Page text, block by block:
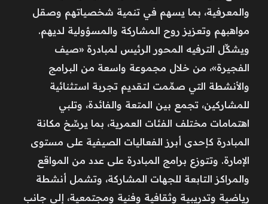
والمعرفية، بما يسهم في تنمية شخصياتهم وصقل
مواهبهم وتعزيز روح المشاركة والمسؤولية لديهم.
ويشكِّل الترفيه المحور الرئيس لمبادرة «صيف
الفجيرة»، من خلال مجموعة واسعة من البرامج
والأنشطة التي صمِّمت لتقديم تجربة استثنائية
للمشاركين، تجمع بين المتعة والفائدة، وتلبي
اهتمامات مختلف الفئات العمرية، بما يرسِّخ مكانة
المبادرة كإحدى أبرز الفعاليات الصيفية على مستوى
الإمارة. وتتوزع برامج المبادرة على عدد من المواقع
والمراكز التابعة للجهات المشاركة، وتشمل أنشطة
رياضية وتدريبية وثقافية وفنية ومجتمعية، إلى جانب